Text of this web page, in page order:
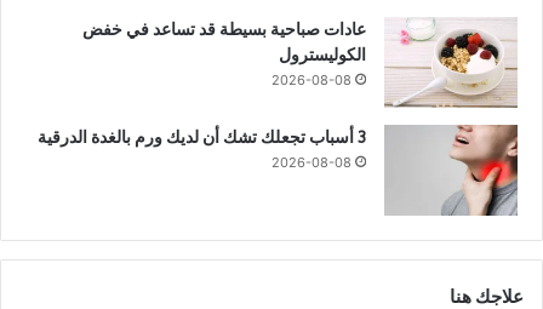
عادات صباحية بسيطة قد تساعد في خفض
الكوليسترول
2026-08-08
3 أسباب تجعلك تشك أن لديك ورم بالغدة الدرقية
2026-08-08
علاجك هنا